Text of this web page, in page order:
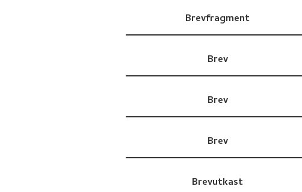
Brevfragment
Brev
Brev
Brev
Brevutkast